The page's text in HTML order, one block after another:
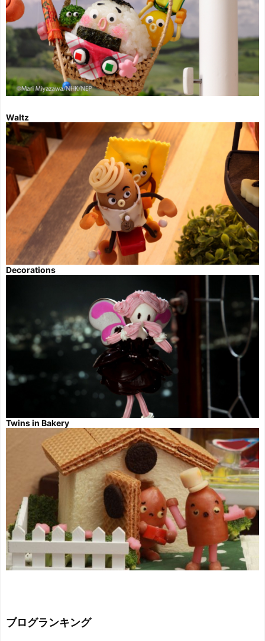
Waltz
Decorations
Twins in Bakery
ブログランキング